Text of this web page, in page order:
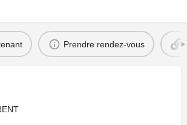
Prendre rendez-vous